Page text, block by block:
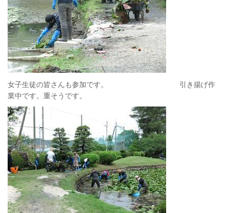
女子生徒の皆さんも参加です。 引き揚げ作
業中です。重そうです。